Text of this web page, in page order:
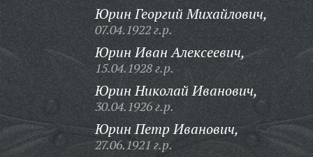
Юрин Георгий Михайлович,
07.04.1922 г.р.
Юрин Иван Алексеевич,
15.04.1928 г.р.
Юрин Николай Иванович,
30.04.1926 г.р.
Юрин Петр Иванович,
27.06.1921 г.р.